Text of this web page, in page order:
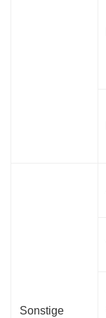
Sonstige